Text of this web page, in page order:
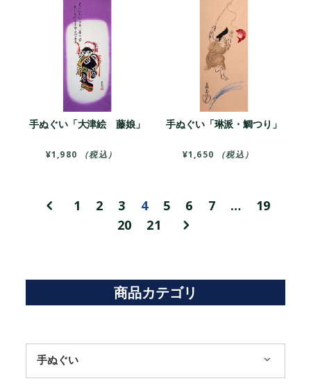
手ぬぐい「大津絵 藤娘」
¥1,980 （税込）
手ぬぐい「琳派・鯛つり」
¥1,650 （税込）
1 2 3 4 5 6 7 …
19
20
21
商品カテゴリ
手ぬぐい